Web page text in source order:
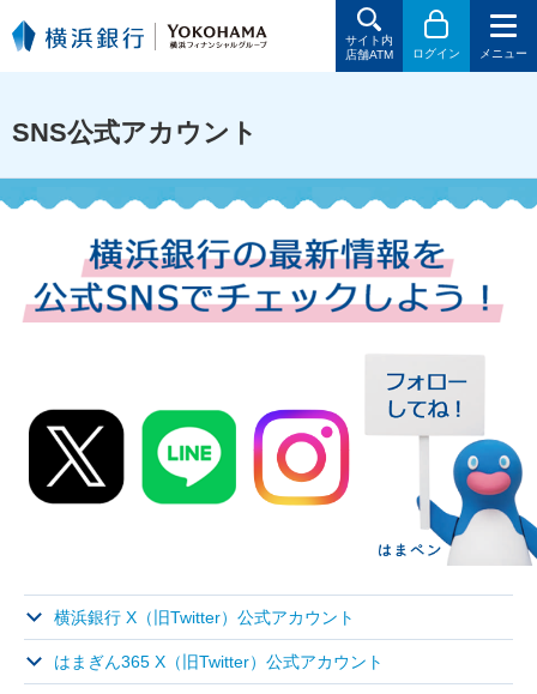
サイト内
店舗ATM
ログイン メニュー
SNS公式アカウント
横浜銀行 X（旧Twitter）公式アカウント
はまぎん365 X（旧Twitter）公式アカウント